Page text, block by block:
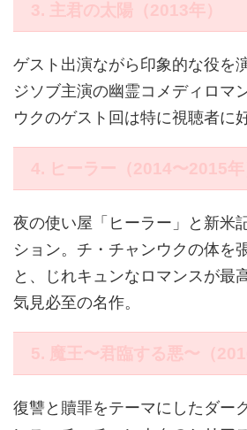
3. 主君の太陽（2013年）
ゲスト出演ながら印象的な役を
ジソブ主演の幽霊コメディロマ
ウクのゲスト回は特に視聴者に
4. ヒーラー（2014〜2015年
夜の使い屋「ヒーラー」と新米
ション。チ・チャンウクの体を
と、じれキュンなロマンスが最
気見必至の名作。
5. 魔王〜君臨する悪〜（
復讐と贖罪をテーマにしたダー